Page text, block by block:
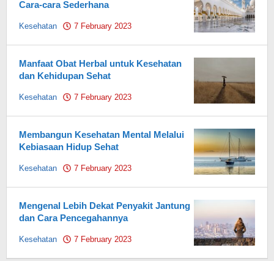
Cara-cara Sederhana
Kesehatan 7 February 2023
Manfaat Obat Herbal untuk Kesehatan
dan Kehidupan Sehat
Kesehatan 7 February 2023
Membangun Kesehatan Mental Melalui
Kebiasaan Hidup Sehat
Kesehatan 7 February 2023
Mengenal Lebih Dekat Penyakit Jantung
dan Cara Pencegahannya
Kesehatan 7 February 2023